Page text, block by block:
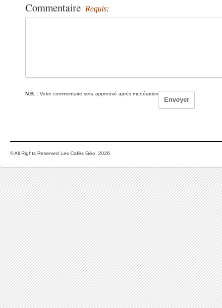
Commentaire Requis:
N.B. : Votre commentaire sera approuvé après modération
© All Rights Reserved Les Cafés Géo 2026